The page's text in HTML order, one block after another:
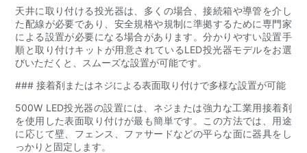
天井に取り付ける投光器は、多くの場合、接続箱や導管を介し
た配線が必要であり、安全規格や規制に準拠するために専門家
による設置が必要になる場合があります。分かりやすい設置手
順と取り付けキットが用意されているLED投光器モデルをお選
びいただくと、スムーズな設置が可能です。
### 接着剤またはネジによる表面取り付けで多様な設置が可能
500W LED投光器の設置には、ネジまたは強力な工業用接着剤
を使用した表面取り付けが最も簡単です。この方法では、用途
に応じて壁、フェンス、ファサードなどの平らな面に器具をし
っかりと固定します。